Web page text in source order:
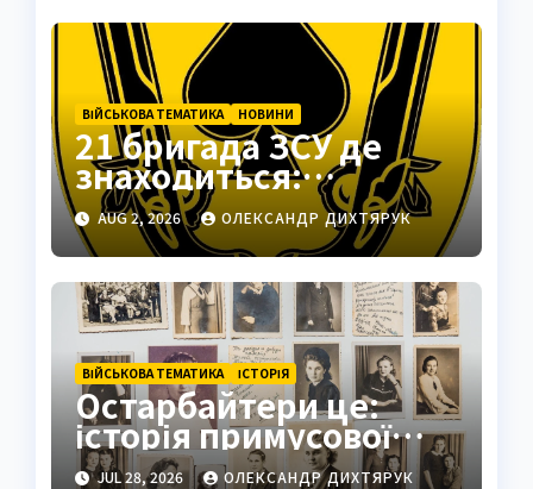
ВІЙСЬКОВА ТЕМАТИКА НОВИНИ
21 бригада ЗСУ де
знаходиться:
Подільськ як
стратегічний центр
AUG 2, 2026 ОЛЕКСАНДР ДИХТЯРУК
ВІЙСЬКОВА ТЕМАТИКА ІСТОРІЯ
Остарбайтери це:
історія примусової
праці українців
JUL 28, 2026 ОЛЕКСАНДР ДИХТЯРУК